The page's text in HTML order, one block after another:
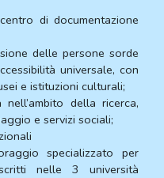
di documentazione
delle persone sorde
universale, con
e istituzioni culturali;
della ricerca,
e servizi sociali;
specializzato per
nelle 3 università